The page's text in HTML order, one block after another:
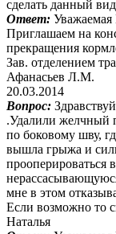
сделать данный
Ответ: Уважаемая
Приглашаем на
прекращения
Зав. отделением
Афанасьев Л.М.
20.03.2014
Вопрос:
.Удалили желчный
по боковому шву,
вышла грыжа и
прооперироваться
мне в этом
Если возможно то
Наталья